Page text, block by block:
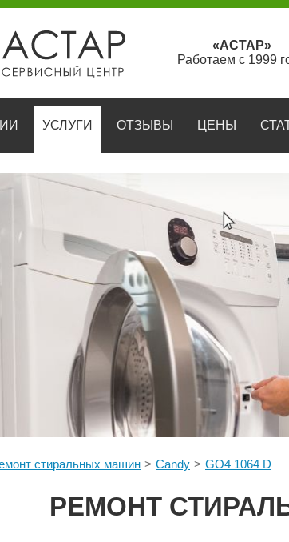
«АСТАР»
Работаем с 1999
УСЛУГИ ОТЗЫВЫ ЦЕНЫ
стиральных машин Candy GO4 1064 D
РЕМОНТ